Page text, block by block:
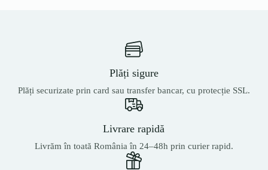
Plăți sigure
Plăți securizate prin card sau transfer bancar, cu protecție SSL.
Livrare rapidă
Livrăm în toată România în 24–48h prin curier rapid.